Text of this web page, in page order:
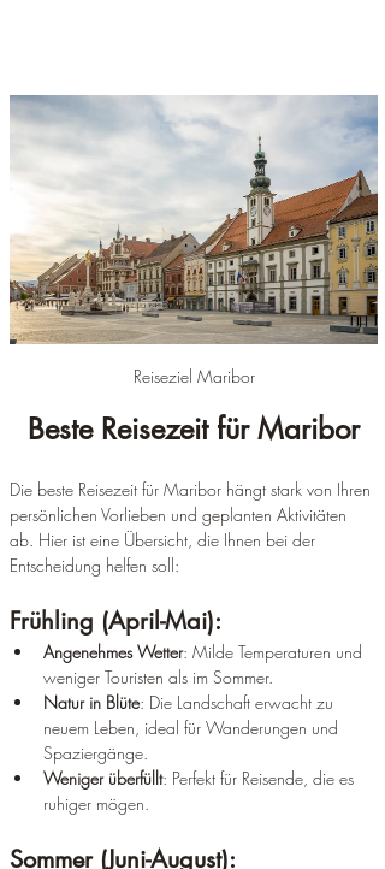
Reiseziel Maribor
Beste Reisezeit für Maribor
Die beste Reisezeit für Maribor hängt stark von Ihren
persönlichen Vorlieben und geplanten Aktivitäten
ab. Hier ist eine Übersicht, die Ihnen bei der
Entscheidung helfen soll:
Frühling (April-Mai):
Angenehmes Wetter: Milde Temperaturen und
weniger Touristen als im Sommer.
Natur in Blüte: Die Landschaft erwacht zu
neuem Leben, ideal für Wanderungen und
Spaziergänge.
Weniger überfüllt: Perfekt für Reisende, die es
ruhiger mögen.
Sommer (Juni-August):